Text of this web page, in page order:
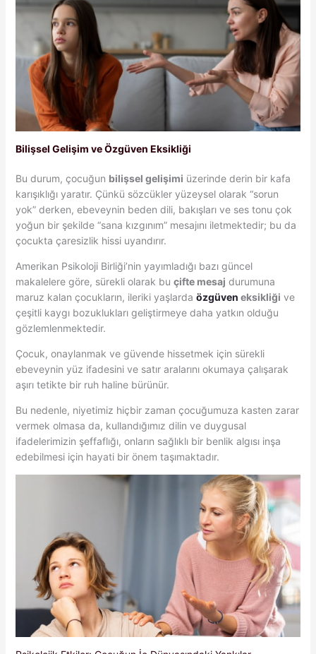
Bilişsel Gelişim ve Özgüven Eksikliği
Bu durum, çocuğun bilişsel gelişimi üzerinde derin bir kafa
karışıklığı yaratır. Çünkü sözcükler yüzeysel olarak “sorun
yok” derken, ebeveynin beden dili, bakışları ve ses tonu çok
yoğun bir şekilde “sana kızgınım” mesajını iletmektedir; bu da
çocukta çaresizlik hissi uyandırır.
Amerikan Psikoloji Birliği’nin yayımladığı bazı güncel
makalelere göre, sürekli olarak bu çifte mesaj durumuna
maruz kalan çocukların, ileriki yaşlarda özgüven eksikliği ve
çeşitli kaygı bozuklukları geliştirmeye daha yatkın olduğu
gözlemlenmektedir.
Çocuk, onaylanmak ve güvende hissetmek için sürekli
ebeveynin yüz ifadesini ve satır aralarını okumaya çalışarak
aşırı tetikte bir ruh haline bürünür.
Bu nedenle, niyetimiz hiçbir zaman çocuğumuza kasten zarar
vermek olmasa da, kullandığımız dilin ve duygusal
ifadelerimizin şeffaflığı, onların sağlıklı bir benlik algısı inşa
edebilmesi için hayati bir önem taşımaktadır.